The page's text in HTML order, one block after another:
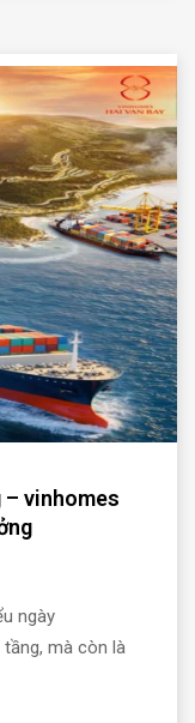
– vinhomes
ngày
mà còn là